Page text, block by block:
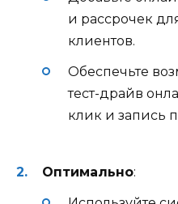
и рассрочек
клиентов.
Обеспечьте
тест-драйв
клик и запись
Оптимально: